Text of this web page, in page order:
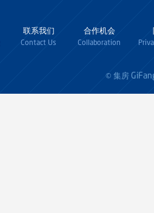
联系我们
Contact Us
合作机会
Collaboration
© 集房